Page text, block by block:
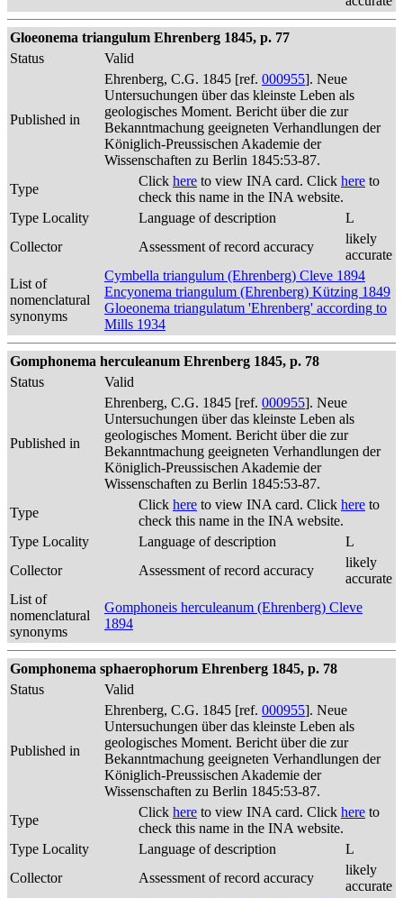
Gloeonema triangulum Ehrenberg 1845, p. 77
Status
Valid
Published in
Ehrenberg, C.G. 1845 [ref. 000955]. Neue
Untersuchungen über das kleinste Leben als
geologisches Moment. Bericht über die zur
Bekanntmachung geeigneten Verhandlungen der
Königlich-Preussischen Akademie der
Wissenschaften zu Berlin 1845:53-87.
Type
Click here to view INA card. Click here to
check this name in the INA website.
Type Locality
Language of description
L
Collector
Assessment of record accuracy
likely
accurate
List of
nomenclatural
synonyms
Cymbella triangulum (Ehrenberg) Cleve 1894
Encyonema triangulum (Ehrenberg) Kützing 1849
Gloeonema triangulatum 'Ehrenberg' according to
Mills 1934
Gomphonema herculeanum Ehrenberg 1845, p. 78
Status
Valid
Published in
Ehrenberg, C.G. 1845 [ref. 000955]. Neue
Untersuchungen über das kleinste Leben als
geologisches Moment. Bericht über die zur
Bekanntmachung geeigneten Verhandlungen der
Königlich-Preussischen Akademie der
Wissenschaften zu Berlin 1845:53-87.
Type
Click here to view INA card. Click here to
check this name in the INA website.
Type Locality
Language of description
L
Collector
Assessment of record accuracy
likely
accurate
List of
nomenclatural
synonyms
Gomphoneis herculeanum (Ehrenberg) Cleve
1894
Gomphonema sphaerophorum Ehrenberg 1845, p. 78
Status
Valid
Published in
Ehrenberg, C.G. 1845 [ref. 000955]. Neue
Untersuchungen über das kleinste Leben als
geologisches Moment. Bericht über die zur
Bekanntmachung geeigneten Verhandlungen der
Königlich-Preussischen Akademie der
Wissenschaften zu Berlin 1845:53-87.
Type
Click here to view INA card. Click here to
check this name in the INA website.
Type Locality
Language of description
L
Collector
Assessment of record accuracy
likely
accurate